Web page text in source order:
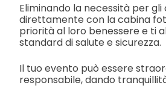
Eliminando la necessità per
direttamente con la cabina
priorità al loro benessere e ti
standard di salute e sicurezza.
Il tuo evento può essere
responsabile, dando